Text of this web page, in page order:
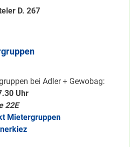
D. 267
bei Adler + Gewobag:
Uhr
22E
Mietergruppen